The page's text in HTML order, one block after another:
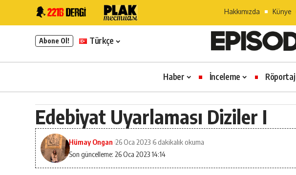
Hakkımızda Künye
Abone Ol! Türkçe
Haber İnceleme Röportaj
Edebiyat Uyarlaması Diziler I
Son güncelleme: 26 Oca 2023 14:14
Hümay Ongan 26 Oca 2023 6 dakikalık okuma